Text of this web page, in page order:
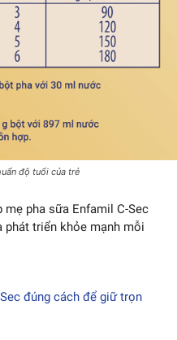
độ tuổi của trẻ
mẹ pha sữa Enfamil C-Sec
phát triển khỏe mạnh mỗi
đúng cách để giữ trọn